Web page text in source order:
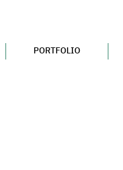
PORTFOLIO